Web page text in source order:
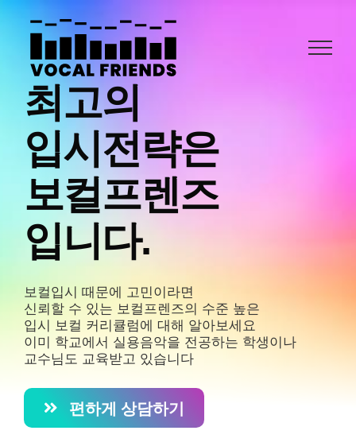
최고의
입시전략은
보컬프렌즈
입니다.
보컬입시 때문에 고민이라면
신뢰할 수 있는 보컬프렌즈의 수준 높은
입시 보컬 커리큘럼에 대해 알아보세요
이미 학교에서 실용음악을 전공하는 학생이나
교수님도 교육받고 있습니다
편하게 상담하기